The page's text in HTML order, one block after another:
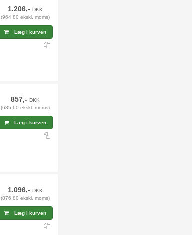
1.206,-DKK
(964,80 ekskl. moms)
Læg i kurven
857,-DKK
(685,60 ekskl. moms)
Læg i kurven
1.096,-DKK
(876,80 ekskl. moms)
Læg i kurven